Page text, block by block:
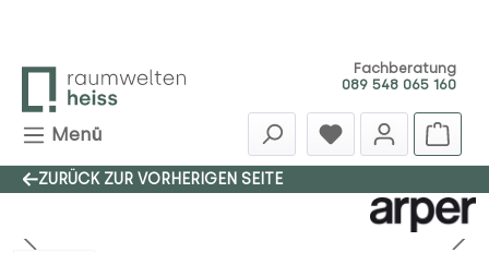
Fachberatung
089 548 065 160
Menü
ZURÜCK ZUR VORHERIGEN SEITE